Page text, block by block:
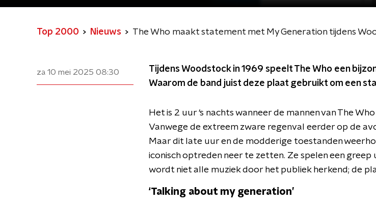
Top 2000 Nieuws The Who maakt statement met My Generation tijdens
za 10 mei 2025 08:30
Tijdens Woodstock in 1969 speelt The Who een
Waarom de band juist deze plaat gebruikt om een
Het is 2 uur ‘s nachts wanneer de mannen van The
Vanwege de extreem zware regenval eerder op de
Maar dit late uur en de modderige toestanden
iconisch optreden neer te zetten. Ze spelen een
wordt niet alle muziek door het publiek herkend; de
‘Talking about my generation’